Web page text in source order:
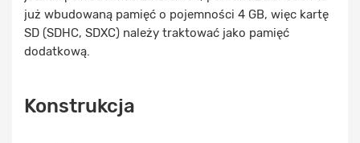
już wbudowaną pamięć o pojemności 4 GB, więc kartę
SD (SDHC, SDXC) należy traktować jako pamięć
dodatkową.
Konstrukcja